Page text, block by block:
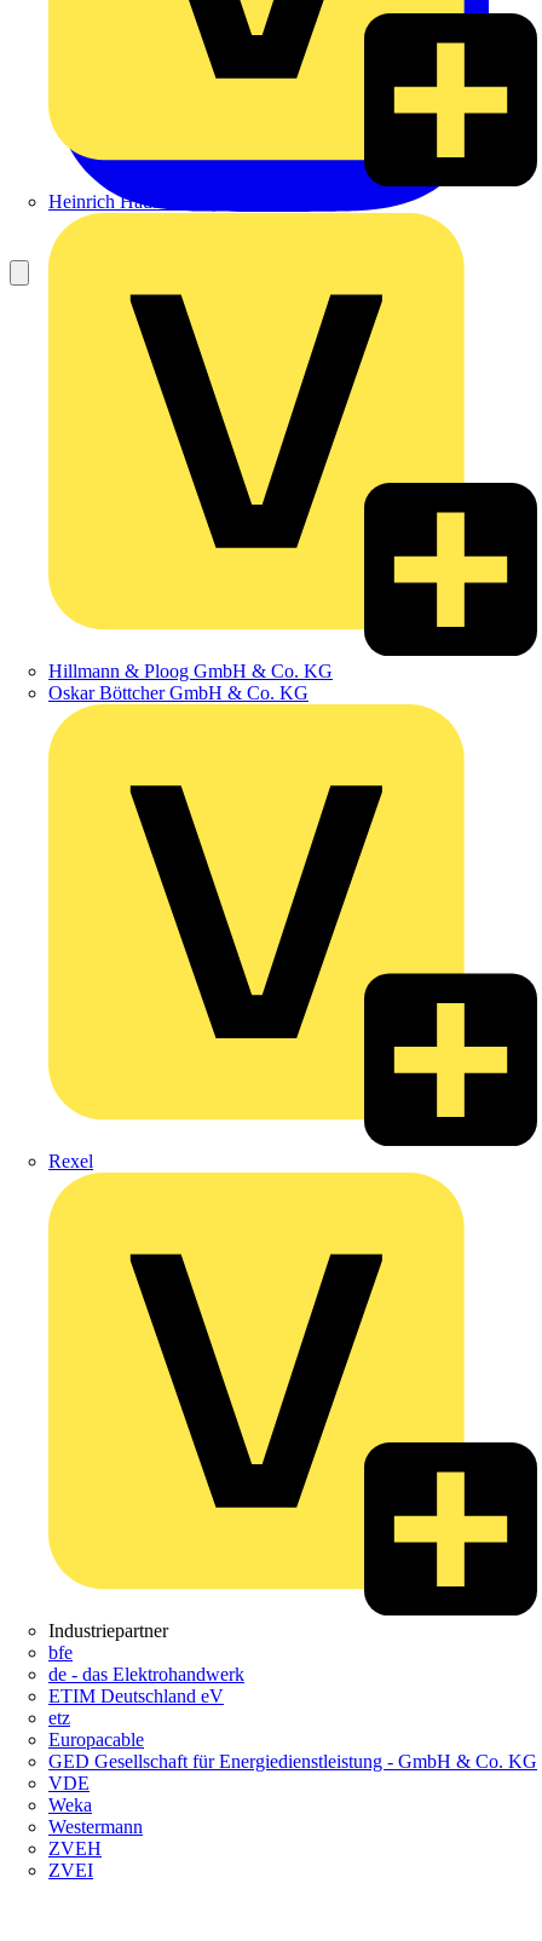
Heinrich Häusler GmbH
Hillmann & Ploog GmbH & Co. KG
Oskar Böttcher GmbH & Co. KG
Rexel
Industriepartner
bfe
de - das Elektrohandwerk
ETIM Deutschland eV
etz
Europacable
GED Gesellschaft für Energiedienstleistung - GmbH & Co. KG
VDE
Weka
Westermann
ZVEH
ZVEI